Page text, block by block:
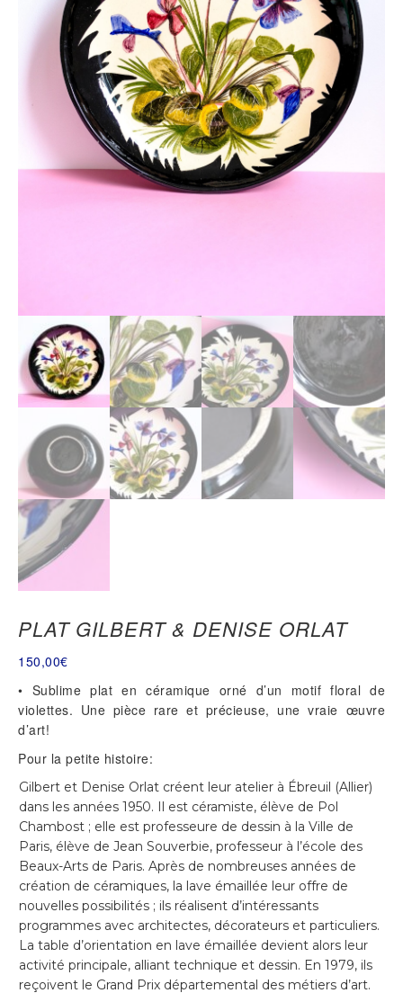
PLAT GILBERT & DENISE ORLAT
150,00€
• Sublime plat en céramique orné d’un motif floral de
violettes. Une pièce rare et précieuse, une vraie œuvre
d’art!
Pour la petite histoire:
Gilbert et Denise Orlat créent leur atelier à Ébreuil (Allier)
dans les années 1950. Il est céramiste, élève de Pol
Chambost ; elle est professeure de dessin à la Ville de
Paris, élève de Jean Souverbie, professeur à l’école des
Beaux-Arts de Paris. Après de nombreuses années de
création de céramiques, la lave émaillée leur offre de
nouvelles possibilités ; ils réalisent d’intéressants
programmes avec architectes, décorateurs et particuliers.
La table d’orientation en lave émaillée devient alors leur
activité principale, alliant technique et dessin. En 1979, ils
reçoivent le Grand Prix départemental des métiers d’art.